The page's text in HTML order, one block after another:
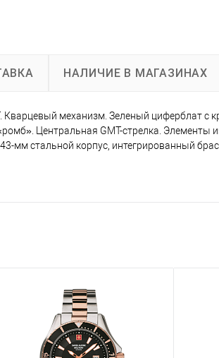
НАЛИЧИЕ В МАГАЗИНАХ
Кварцевый механизм. Зеленый циферблат с
Центральная GMT-стрелка. Элементы
мм стальной корпус, интегрированный